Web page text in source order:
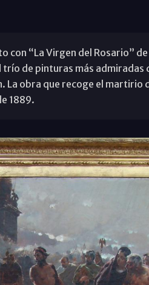
con “La Virgen del Rosario” de
de pinturas más admiradas
La obra que recoge el martirio
1889.